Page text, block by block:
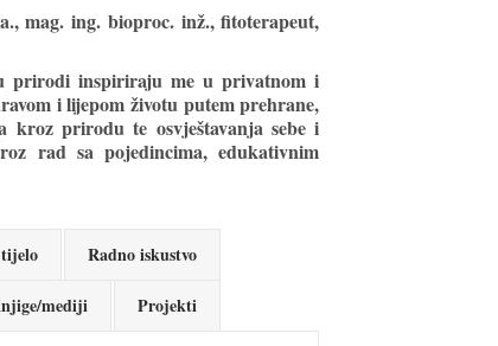
mag. ing. bioproc. inž., fitoterapeut,
prirodi inspiriraju me u privatnom i
i lijepom životu putem prehrane,
kroz prirodu te osvještavanja sebe i
rad sa pojedincima, edukativnim
Radno iskustvo
mediji Projekti